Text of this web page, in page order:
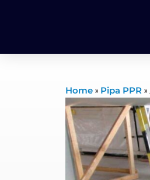
Home » Pipa PPR »